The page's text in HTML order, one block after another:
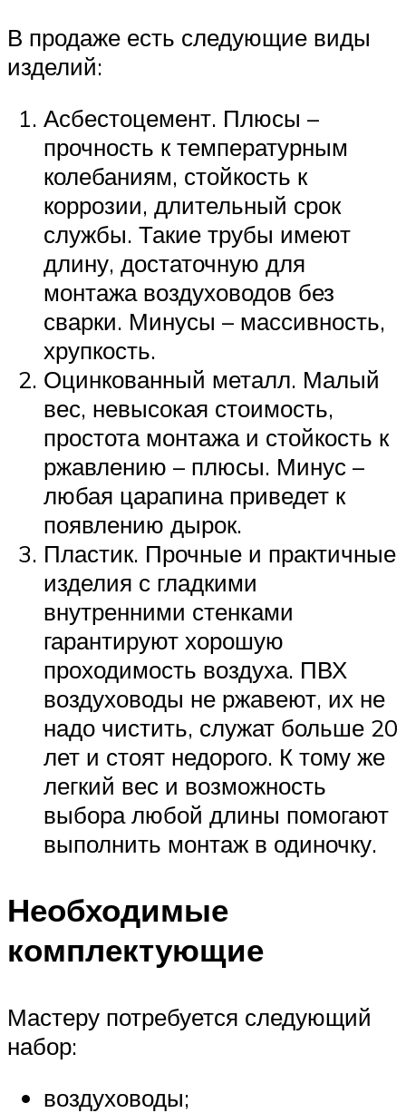
В продаже есть следующие виды
изделий:
Асбестоцемент. Плюсы –
прочность к температурным
колебаниям, стойкость к
коррозии, длительный срок
службы. Такие трубы имеют
длину, достаточную для
монтажа воздуховодов без
сварки. Минусы – массивность,
хрупкость.
Оцинкованный металл. Малый
вес, невысокая стоимость,
простота монтажа и стойкость к
ржавлению – плюсы. Минус –
любая царапина приведет к
появлению дырок.
Пластик. Прочные и практичные
изделия с гладкими
внутренними стенками
гарантируют хорошую
проходимость воздуха. ПВХ
воздуховоды не ржавеют, их не
надо чистить, служат больше 20
лет и стоят недорого. К тому же
легкий вес и возможность
выбора любой длины помогают
выполнить монтаж в одиночку.
Необходимые
комплектующие
Мастеру потребуется следующий
набор:
воздуховоды;